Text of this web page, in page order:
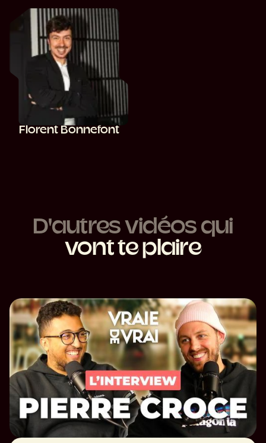
Florent Bonnefont
D'autres vidéos qui
vont te plaire